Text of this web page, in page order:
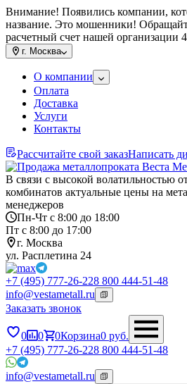
Внимание! Появились компании,
название. Это мошенники!
расчетный счет нашей организации
г. Москва
О компании
Оплата
Доставка
Услуги
Контакты
Рассчитайте свой заказНаписать
В связи с высокой волатильностью
комбинатов актуальные цены на
менеджеров
Пн-Чт с 8:00 до 18:00
Пт с 8:00 до 17:00
г. Москва
ул. Расплетина 24
+7 (495) 777-26-228 800 444-51-48
info@vestametall.ru
Заказать звонок
0 0 0Корзина0 руб.
+7 (495) 777-26-228 800 444-51-48
info@vestametall.ru